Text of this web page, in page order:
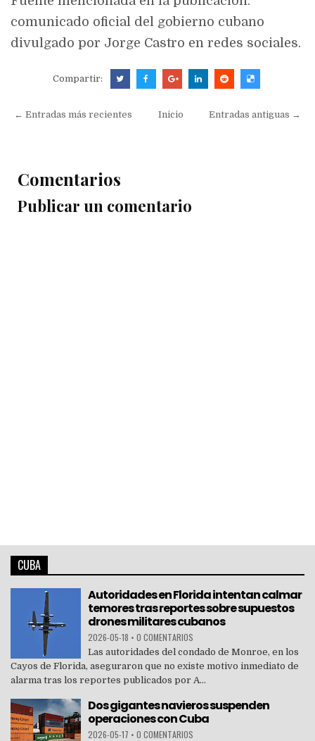
comunicado oficial del gobierno cubano
divulgado por Jorge Castro en redes sociales.
Compartir:
← Entradas más recientes Entradas antiguas →
Inicio
Comentarios
Publicar un comentario
CUBA
Autoridades en Florida intentan calmar
temores tras reportes sobre supuestos
drones militares cubanos
2026-05-18 • 0 COMENTARIOS
Las autoridades del condado de Monroe, en los
Cayos de Florida, aseguraron que no existe motivo inmediato de
alarma tras los reportes publicados por A...
Dos gigantes navieros suspenden
operaciones con Cuba
2026-05-17 • 0 COMENTARIOS